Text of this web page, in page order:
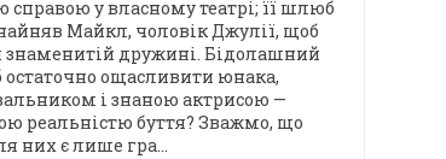
справою у власному театрі; її шлюб
Майкл, чоловік Джулії, щоб
знаменитій дружині. Бідолашний
ощасливити юнака,
і знаною актрисою —
реальністю буття? Зважмо, що
них є лише гра...